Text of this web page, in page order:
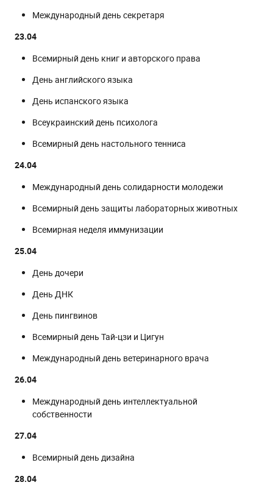
Международный день секретаря
23.04
Всемирный день книг и авторского права
День английского языка
День испанского языка
Всеукраинский день психолога
Всемирный день настольного тенниса
24.04
Международный день солидарности молодежи
Всемирный день защиты лабораторных животных
Всемирная неделя иммунизации
25.04
День дочери
День ДНК
День пингвинов
Всемирный день Тай-цзи и Цигун
Международный день ветеринарного врача
26.04
Международный день интеллектуальной
собственности
27.04
Всемирный день дизайна
28.04